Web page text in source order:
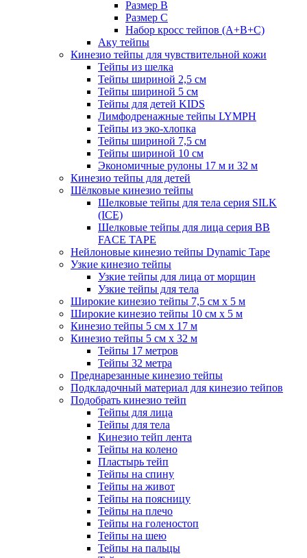
Размер B
Размер С
Набор кросс тейпов (А+B+C)
Аку тейпы
Кинезио тейпы для чувствительной кожи
Тейпы из шелка
Тейпы шириной 2,5 см
Тейпы шириной 5 см
Тейпы для детей KIDS
Лимфодренажные тейпы LYMPH
Тейпы из эко-хлопка
Тейпы шириной 7,5 см
Тейпы шириной 10 см
Экономичные рулоны 17 м и 32 м
Кинезио тейпы для детей
Шёлковые кинезио тейпы
Шелковые тейпы для тела серия SILK
(ICE)
Шелковые тейпы для лица серия BB
FACE TAPE
Нейлоновые кинезио тейпы Dynamic Tape
Узкие кинезио тейпы
Узкие тейпы для лица от морщин
Узкие тейпы для тела
Широкие кинезио тейпы 7,5 см x 5 м
Широкие кинезио тейпы 10 см х 5 м
Кинезио тейпы 5 см x 17 м
Кинезио тейпы 5 см х 32 м
Тейпы 17 метров
Тейпы 32 метра
Преднарезанные кинезио тейпы
Подкладочный материал для кинезио тейпов
Подобрать кинезио тейп
Тейпы для лица
Тейпы для тела
Кинезио тейп лента
Тейпы на колено
Пластырь тейп
Тейпы на спину
Тейпы на живот
Тейпы на поясницу
Тейпы на плечо
Тейпы на голеностоп
Тейпы на шею
Тейпы на пальцы